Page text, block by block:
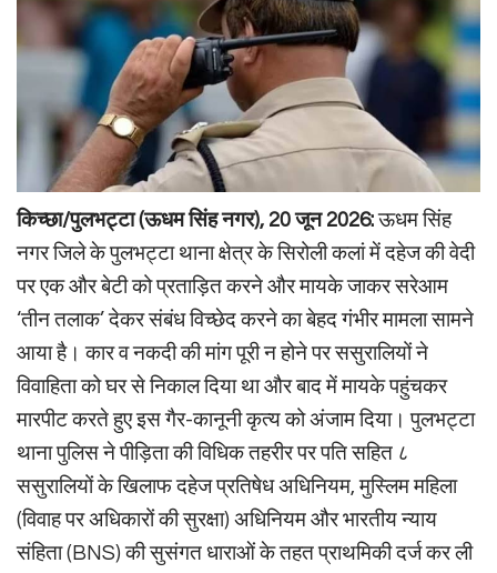
किच्छा/पुलभट्टा (ऊधम सिंह नगर), 20 जून 2026:ऊधम सिंह
नगर जिले के पुलभट्टा थाना क्षेत्र के सिरोली कलां में दहेज की वेदी
पर एक और बेटी को प्रताड़ित करने और मायके जाकर सरेआम
‘तीन तलाक’ देकर संबंध विच्छेद करने का बेहद गंभीर मामला सामने
आया है। कार व नकदी की मांग पूरी न होने पर ससुरालियों ने
विवाहिता को घर से निकाल दिया था और बाद में मायके पहुंचकर
मारपीट करते हुए इस गैर-कानूनी कृत्य को अंजाम दिया। पुलभट्टा
थाना पुलिस ने पीड़िता की विधिक तहरीर पर पति सहित ८
ससुरालियों के खिलाफ दहेज प्रतिषेध अधिनियम, मुस्लिम महिला
(विवाह पर अधिकारों की सुरक्षा) अधिनियम और भारतीय न्याय
संहिता (BNS) की सुसंगत धाराओं के तहत प्राथमिकी दर्ज कर ली